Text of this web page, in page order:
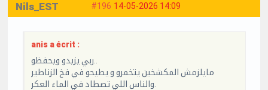
#196 14-05-2026 14:09
Nils_EST
anis a écrit :
مايلزمش المكشخين يتخمرو و يطيحو في فخ الزناطير